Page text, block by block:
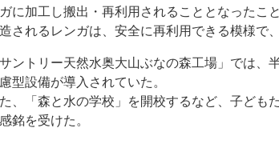
に加工し搬出・再利用されることとなったこ
されるレンガは、安全に再利用できる模様で
ントリー天然水奥大山ぶなの森工場」では、
型設備が導入されていた。
、「森と水の学校」を開校するなど、子ども
銘を受けた。